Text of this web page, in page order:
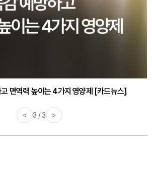
고 면역력 높이는 4가지 영양제 [카드뉴스]
< 3 / 3 >